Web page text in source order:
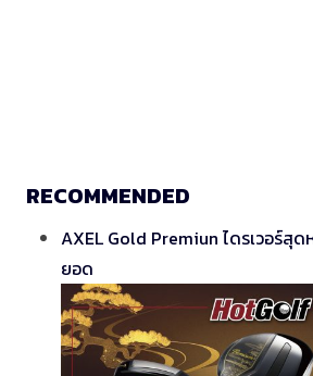
RECOMMENDED
AXEL Gold Premiun ไดรเวอร์สุด
ยอด